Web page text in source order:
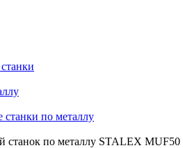
станки по металлу
станок по металлу STALEX MUF50